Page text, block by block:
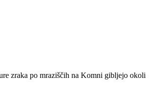
zraka po mraziščih na Komni gibljejo okoli